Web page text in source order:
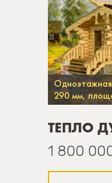
290 мм,
ТЕПЛО
1 800